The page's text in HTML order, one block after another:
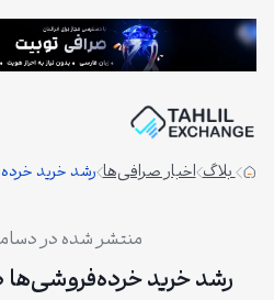
رفتن
بلاگ اخبار صرافی‌ها
دسامبر
رشد خرید